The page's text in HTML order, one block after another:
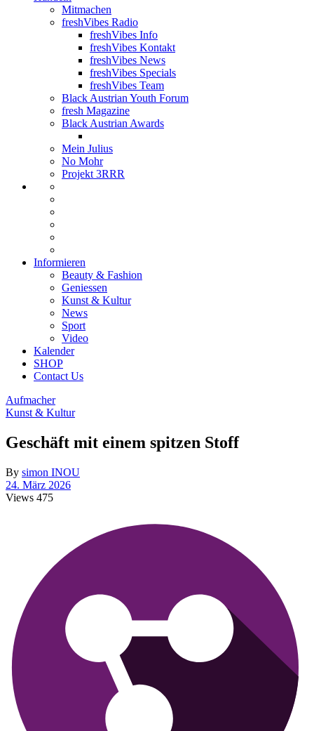
Mitmachen
freshVibes Radio
freshVibes Info
freshVibes Kontakt
freshVibes News
freshVibes Specials
freshVibes Team
Black Austrian Youth Forum
fresh Magazine
Black Austrian Awards
Mein Julius
No Mohr
Projekt 3RRR
Informieren
Beauty & Fashion
Geniessen
Kunst & Kultur
News
Sport
Video
Kalender
SHOP
Contact Us
Aufmacher
Kunst & Kultur
Geschäft mit einem spitzen Stoff
By simon INOU
24. März 2026
Views 475